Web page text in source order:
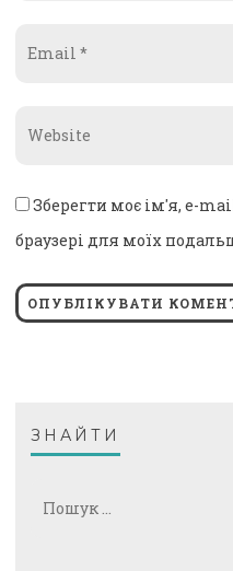
Зберегти моє ім'я, e-
браузері для моїх
ЗНАЙТИ